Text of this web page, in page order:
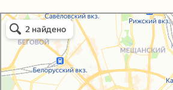
Упаковали Онлайн в Москве
Москва
help@upakovali.online
+7 (495) 005-03-13